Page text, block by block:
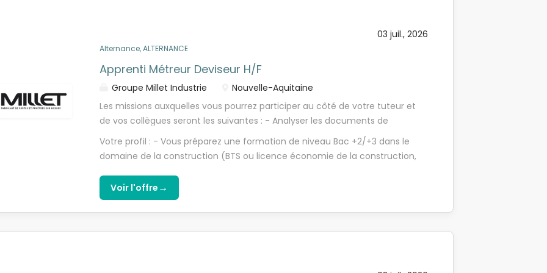
03 juil., 2026
Alternance, ALTERNANCE
Apprenti Métreur Deviseur H/F
Groupe Millet Industrie
Nouvelle-Aquitaine
Les missions auxquelles vous pourrez participer au côté de votre tuteur et
de vos collègues seront les suivantes : - Analyser les documents de
consultation d'entreprise (DCE) et les appels d'offre (AO) pour proposer les
meilleurs solutions techniques aux clients. - Quantifier et définir les produits
demandés - Établir les devis sur Logiciel MILLET ainsi que les fiches budget -
À terme : vous pourrez être amené à assister les techniciens chargés
d'opération à la mise en oeuvre des dossiers techniques et plans et
Votre profil : - Vous préparez une formation de niveau Bac +2/+3 dans le
domaine de la construction (BTS ou licence économie de la construction,
relationnelles, votre intérêt pour la menuiserie et la construction en général
et votre rigueur. Vous aimez travailler en mode projet et en équipe. - Vous
êtes à l'aise avec les outils informatiques (Word, Excel, Power Point, Internet
et messagerie). Processus de recrutement Chaque candidature est étudiée
Voir l'offre →